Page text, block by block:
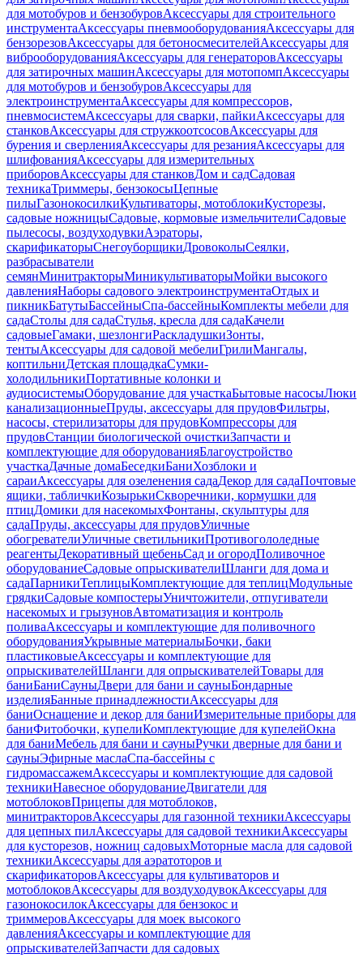
для мотобуров и бензобуровАксессуары для строительного
инструментаАксессуары пневмооборудованияАксессуары для
бензорезовАксессуары для бетоносмесителейАксессуары для
виброоборудованияАксессуары для генераторовАксессуары
для затирочных машинАксессуары для мотопомпАксессуары
для мотобуров и бензобуровАксессуары для
электроинструментаАксессуары для компрессоров,
пневмосистемАксессуары для сварки, пайкиАксессуары для
станковАксессуары для стружкоотсосовАксессуары для
бурения и сверленияАксессуары для резанияАксессуары для
шлифованияАксессуары для измерительных
приборовАксессуары для станковДом и садСадовая
техникаТриммеры, бензокосыЦепные
пилыГазонокосилкиКультиваторы, мотоблокиКусторезы,
садовые ножницыСадовые, кормовые измельчителиСадовые
пылесосы, воздуходувкиАэраторы,
скарификаторыСнегоуборщикиДровоколыСеялки,
разбрасыватели
семянМинитракторыМиникультиваторыМойки высокого
давленияНаборы садового электроинструментаОтдых и
пикникБатутыБассейныСпа-бассейныКомплекты мебели для
садаСтолы для садаСтулья, кресла для садаКачели
садовыеГамаки, шезлонгиРаскладушкиЗонты,
тентыАксессуары для садовой мебелиГрилиМангалы,
коптильниДетская площадкаСумки-
холодильникиПортативные колонки и
аудиосистемыОборудование для участкаБытовые насосыЛюки
канализационныеПруды, аксессуары для прудовФильтры,
насосы, стерилизаторы для прудовКомпрессоры для
прудовСтанции биологической очисткиЗапчасти и
комплектующие для оборудованияБлагоустройство
участкаДачные домаБеседкиБаниХозблоки и
сараиАксессуары для озеленения садаДекор для садаПочтовые
ящики, табличкиКозырькиСкворечники, кормушки для
птицДомики для насекомыхФонтаны, скульптуры для
садаПруды, аксессуары для прудовУличные
обогревателиУличные светильникиПротивогололедные
реагентыДекоративный щебеньСад и огородПоливочное
оборудованиеСадовые опрыскивателиШланги для дома и
садаПарникиТеплицыКомплектующие для теплицМодульные
грядкиСадовые компостерыУничтожители, отпугиватели
насекомых и грызуновАвтоматизация и контроль
поливаАксессуары и комплектующие для поливочного
оборудованияУкрывные материалыБочки, баки
пластиковыеАксессуары и комплектующие для
опрыскивателейШланги для опрыскивателейТовары для
баниБаниСауныДвери для бани и сауныБондарные
изделияБанные принадлежностиАксессуары для
баниОснащение и декор для баниИзмерительные приборы для
баниФитобочки, купелиКомплектующие для купелейОкна
для баниМебель для бани и сауныРучки дверные для бани и
сауныЭфирные маслаСпа-бассейны с
гидромассажемАксессуары и комплектующие для садовой
техникиНавесное оборудованиеДвигатели для
мотоблоковПрицепы для мотоблоков,
минитракторовАксессуары для газонной техникиАксессуары
для цепных пилАксессуары для садовой техникиАксессуары
для кусторезов, ножниц садовыхМоторные масла для садовой
техникиАксессуары для аэратоторов и
скарификаторовАксессуары для культиваторов и
мотоблоковАксессуары для воздуходувокАксессуары для
газонокосилокАксессуары для бензокос и
триммеровАксессуары для моек высокого
давленияАксессуары и комплектующие для
опрыскивателейЗапчасти для садовых